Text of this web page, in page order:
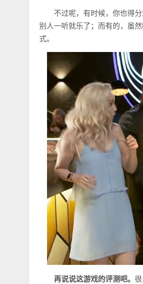
不过呢，有时候，你也得
别人一听就乐了；而有的，虽
式。
再说说这游戏的评测吧。